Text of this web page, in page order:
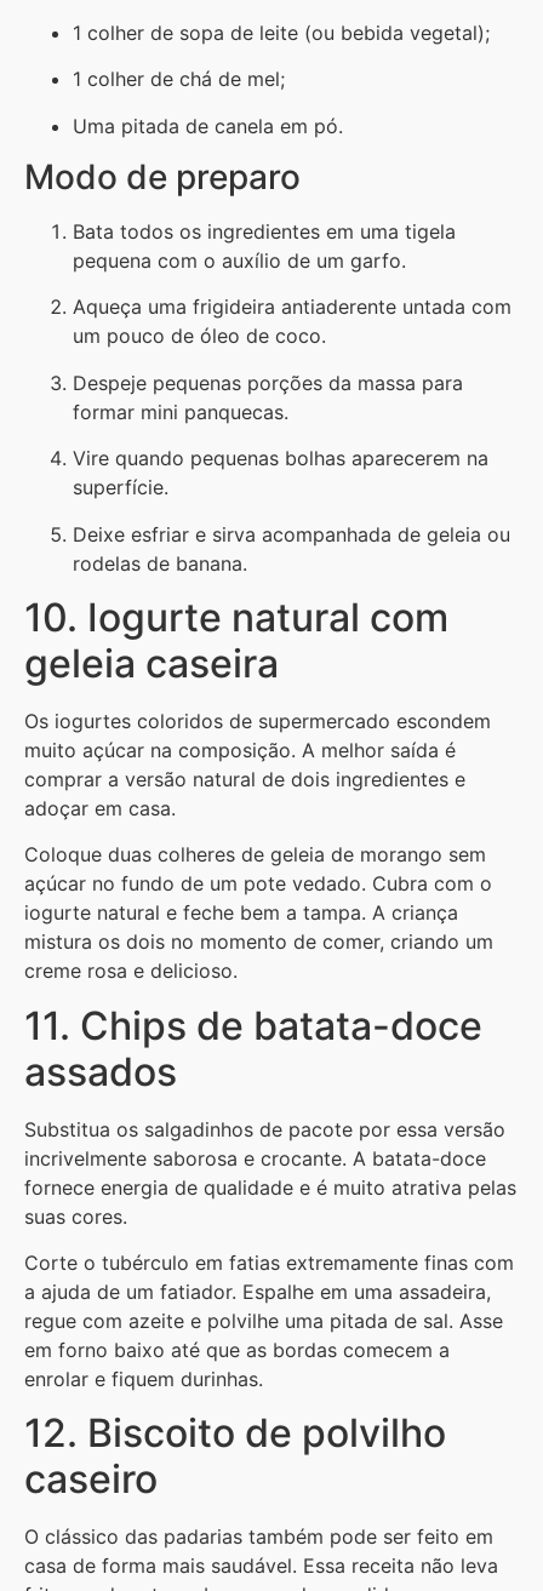
1 colher de sopa de leite (ou bebida vegetal);
1 colher de chá de mel;
Uma pitada de canela em pó.
Modo de preparo
Bata todos os ingredientes em uma tigela
pequena com o auxílio de um garfo.
Aqueça uma frigideira antiaderente untada com
um pouco de óleo de coco.
Despeje pequenas porções da massa para
formar mini panquecas.
Vire quando pequenas bolhas aparecerem na
superfície.
Deixe esfriar e sirva acompanhada de geleia ou
rodelas de banana.
10. Iogurte natural com
geleia caseira
Os iogurtes coloridos de supermercado escondem
muito açúcar na composição. A melhor saída é
comprar a versão natural de dois ingredientes e
adoçar em casa.
Coloque duas colheres de geleia de morango sem
açúcar no fundo de um pote vedado. Cubra com o
iogurte natural e feche bem a tampa. A criança
mistura os dois no momento de comer, criando um
creme rosa e delicioso.
11. Chips de batata-doce
assados
Substitua os salgadinhos de pacote por essa versão
incrivelmente saborosa e crocante. A batata-doce
fornece energia de qualidade e é muito atrativa pelas
suas cores.
Corte o tubérculo em fatias extremamente finas com
a ajuda de um fatiador. Espalhe em uma assadeira,
regue com azeite e polvilhe uma pitada de sal. Asse
em forno baixo até que as bordas comecem a
enrolar e fiquem durinhas.
12. Biscoito de polvilho
caseiro
O clássico das padarias também pode ser feito em
casa de forma mais saudável. Essa receita não leva